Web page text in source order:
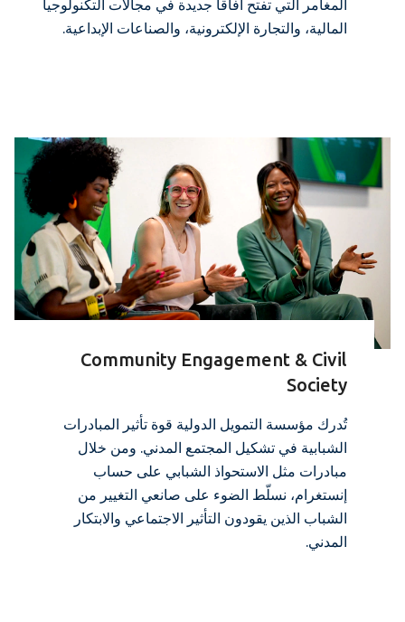
المغامر التي تفتح آفاقاً جديدة في مجالات التكنولوجيا
المالية، والتجارة الإلكترونية، والصناعات الإبداعية.
Community Engagement & Civil
Society
تُدرك مؤسسة التمويل الدولية قوة تأثير المبادرات
الشبابية في تشكيل المجتمع المدني. ومن خلال
مبادرات مثل الاستحواذ الشبابي على حساب
إنستغرام، نسلّط الضوء على صانعي التغيير من
الشباب الذين يقودون التأثير الاجتماعي والابتكار
المدني.